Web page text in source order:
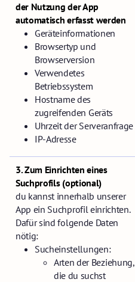
der Nutzung der App
automatisch erfasst werden
Geräteinformationen
Browsertyp und
Browserversion
Verwendetes
Betriebssystem
Hostname des
zugreifenden Geräts
Uhrzeit der Serveranfrage
IP-Adresse
3. Zum Einrichten eines
Suchprofils (optional)
du kannst innerhalb unserer
App ein Suchprofil einrichten.
Dafür sind folgende Daten
nötig:
Sucheinstellungen:
Arten der Beziehung,
die du suchst